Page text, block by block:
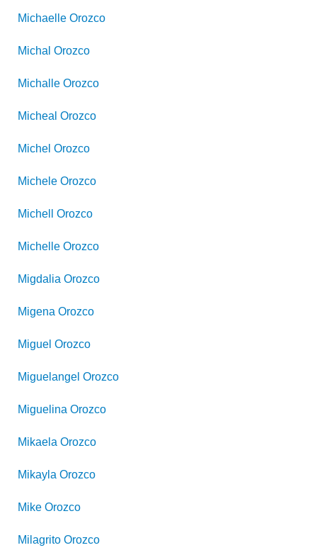
Michaelle Orozco
Michal Orozco
Michalle Orozco
Micheal Orozco
Michel Orozco
Michele Orozco
Michell Orozco
Michelle Orozco
Migdalia Orozco
Migena Orozco
Miguel Orozco
Miguelangel Orozco
Miguelina Orozco
Mikaela Orozco
Mikayla Orozco
Mike Orozco
Milagrito Orozco